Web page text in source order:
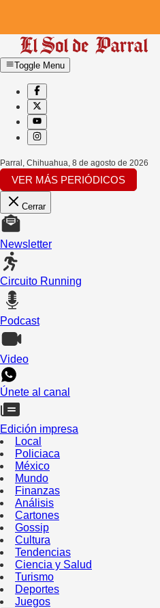
Toggle Menu
Parral, Chihuahua 8 de agosto de 2026
VER MÁS PERIÓDICOS
Cerrar
Newsletter
Circuito Running
Podcast
Video
Únete al canal
Edición impresa
Local
Policiaca
México
Mundo
Finanzas
Análisis
Cartones
Gossip
Cultura
Tendencias
Ciencia y Salud
Turismo
Deportes
Juegos